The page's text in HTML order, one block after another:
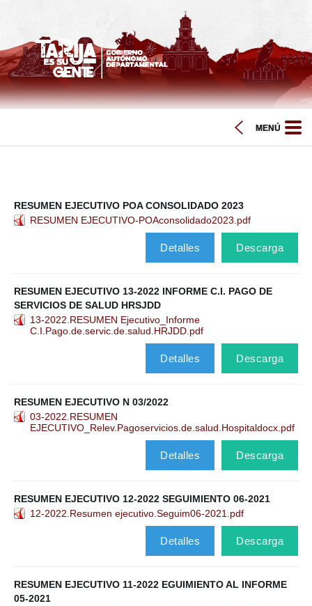
RESUMEN EJECUTIVO POA CONSOLIDADO 2023
RESUMEN EJECUTIVO-POAconsolidado2023.pdf
Descarga
Detalles
RESUMEN EJECUTIVO 13-2022 INFORME C.I. PAGO DE
SERVICIOS DE SALUD HRSJDD
13-2022.RESUMEN Ejecutivo_Informe
C.I.Pago.de.servic.de.salud.HRJDD.pdf
Descarga
Detalles
RESUMEN EJECUTIVO N 03/2022
03-2022.RESUMEN
EJECUTIVO_Relev.Pagoservicios.de.salud.Hospitaldocx.pdf
Descarga
Detalles
RESUMEN EJECUTIVO 12-2022 SEGUIMIENTO 06-2021
12-2022.Resumen ejecutivo.Seguim06-2021.pdf
Descarga
Detalles
RESUMEN EJECUTIVO 11-2022 EGUIMIENTO AL INFORME
05-2021